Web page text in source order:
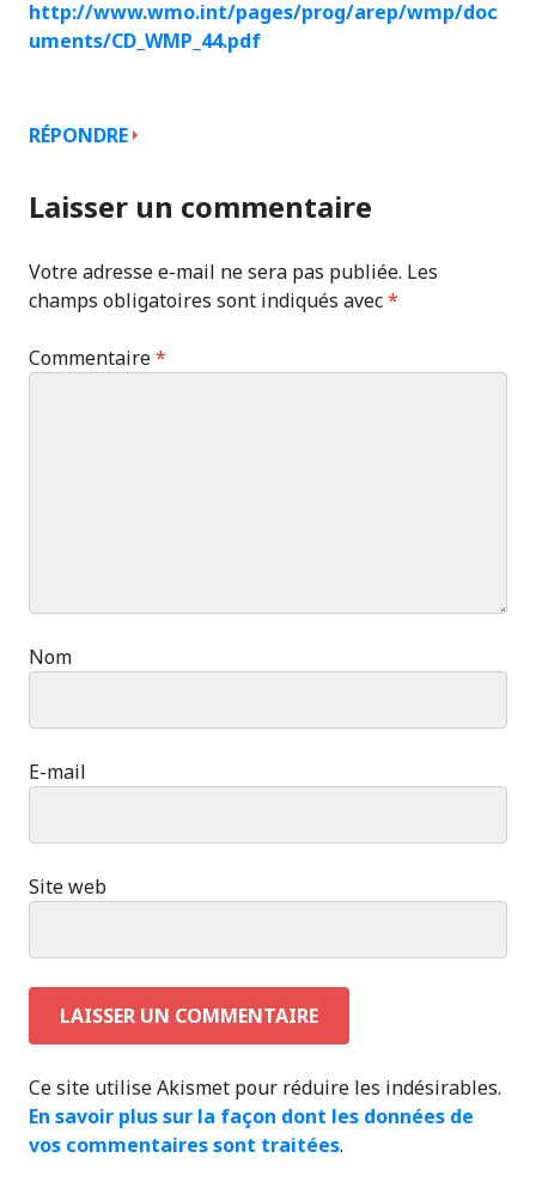
http://www.wmo.int/pages/prog/arep/wmp/doc
uments/CD_WMP_44.pdf
RÉPONDRE
Laisser un commentaire
Votre adresse e-mail ne sera pas publiée. Les
champs obligatoires sont indiqués avec*
Commentaire*
Nom
E-mail
Site web
Ce site utilise Akismet pour réduire les indésirables.
En savoir plus sur la façon dont les données de
vos commentaires sont traitées.